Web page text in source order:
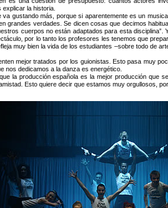
la historia.
gustando más, porque si aparentemente es un
grandes verdades. Se dicen cosas que decimos
cuerpos no están adaptados para esta
por lo tanto los profesores les tenemos que
muy bien la vida de los estudiantes –sobre todo de
mejor tratados por los guionistas. Esto pasa muy
nos dedicamos a la danza es energético.
la producción española es la mejor producción que
Esto quiere decir que estamos muy orgullosos,